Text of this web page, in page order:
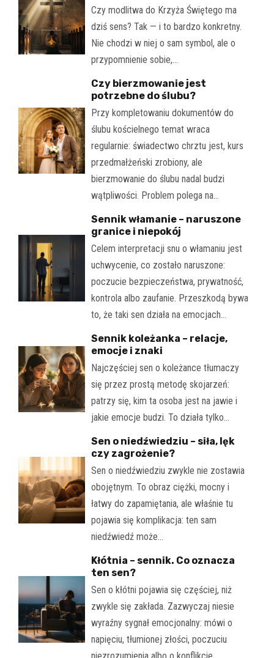
Czy modlitwa do Krzyża Świętego ma
dziś sens? Tak — i to bardzo konkretny.
Nie chodzi w niej o sam symbol, ale o
przypomnienie sobie,…
Czy bierzmowanie jest
potrzebne do ślubu?
Przy kompletowaniu dokumentów do
ślubu kościelnego temat wraca
regularnie: świadectwo chrztu jest, kurs
przedmałżeński zrobiony, ale
bierzmowanie do ślubu nadal budzi
wątpliwości. Problem polega na…
Sennik włamanie – naruszone
granice i niepokój
Celem interpretacji snu o włamaniu jest
uchwycenie, co zostało naruszone:
poczucie bezpieczeństwa, prywatność,
kontrola albo zaufanie. Przeszkodą bywa
to, że taki sen działa na emocjach…
Sennik koleżanka – relacje,
emocje i znaki
Najczęściej sen o koleżance tłumaczy
się przez prostą metodę skojarzeń:
patrzy się, kim ta osoba jest na jawie i
jakie emocje budzi. To działa tylko…
Sen o niedźwiedziu – siła, lęk
czy zagrożenie?
Sen o niedźwiedziu zwykle nie zostawia
obojętnym. To obraz ciężki, mocny i
łatwy do zapamiętania, ale właśnie tu
pojawia się komplikacja: ten sam
niedźwiedź może…
Kłótnia – sennik. Co oznacza
ten sen?
Sen o kłótni pojawia się częściej, niż
zwykle się zakłada. Zazwyczaj niesie
wyraźny sygnał emocjonalny: mówi o
napięciu, tłumionej złości, poczuciu